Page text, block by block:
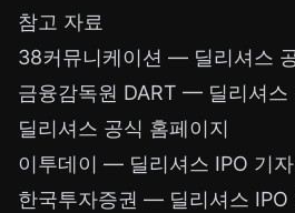
참고 자료
38커뮤니케이션 — 딜리셔스
금융감독원 DART — 딜리셔스
딜리셔스 공식 홈페이지
이투데이 — 딜리셔스 IPO 기
한국투자증권 — 딜리셔스 IPO